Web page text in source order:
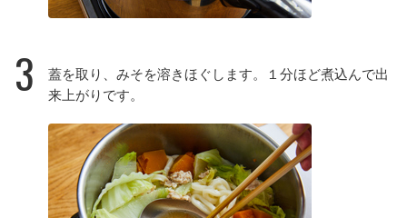
3
蓋を取り、みそを溶きほぐします。１分ほど煮込んで出
来上がりです。